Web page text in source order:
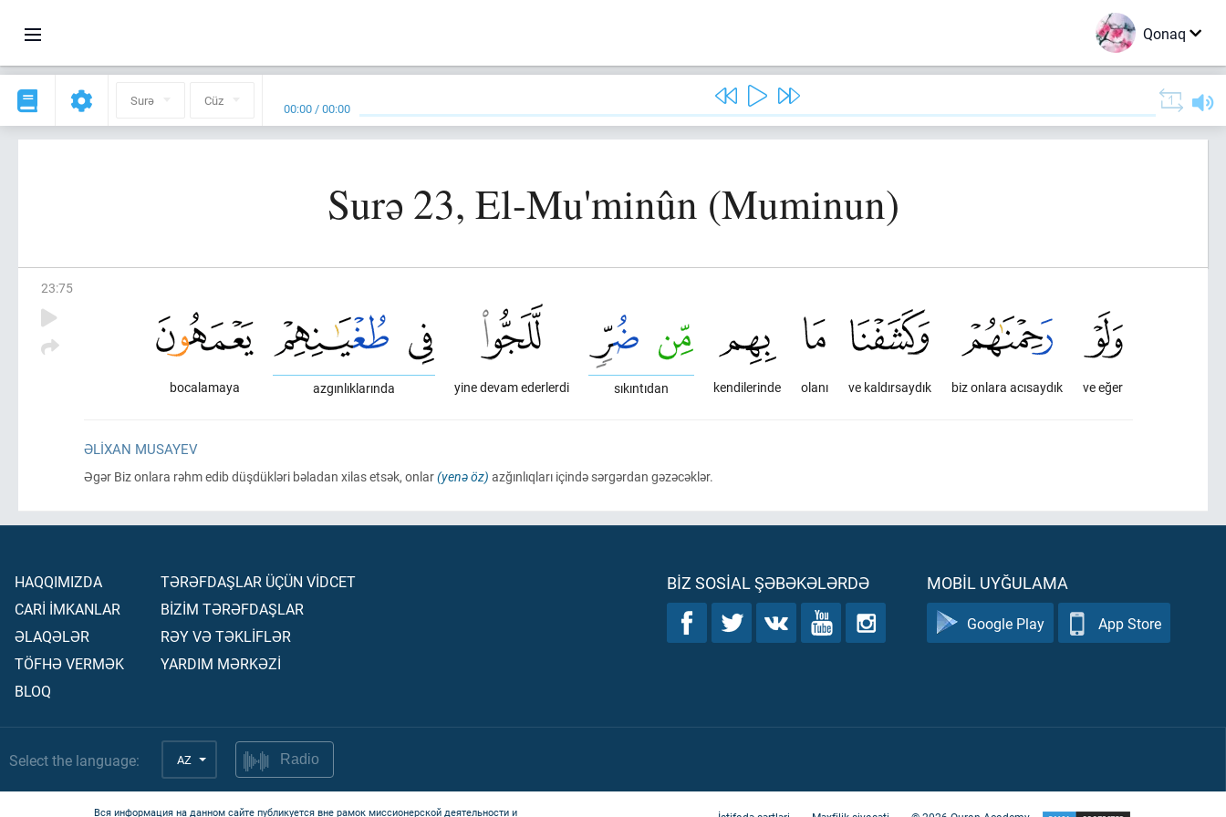
Qonaq
Surə Cüz 00:00 /00:00
Surə 23, El-Mu'minûn (Muminun)
23:75
ve eğer
biz onlara acısaydık
ve kaldırsaydık
olanı
kendilerinde
sıkıntıdan
yine devam ederlerdi
azgınlıklarında
bocalamaya
ƏLIXAN MUSAYEV
Əgər Biz onlara rəhm edib düşdükləri bəladan xilas etsək, onlar(yenə öz) azğınlıqları içində sərgərdan gəzəcəklər.
HAQQIMIZDA
CARİ İMKANLAR
ƏLAQƏLƏR
TÖFHƏ VERMƏK
BLOQ
TƏRƏFDAŞLAR ÜÇÜN VİDCET
BİZİM TƏRƏFDAŞLAR
RƏY VƏ TƏKLİFLƏR
YARDIM MƏRKƏZİ
BIZ SOSIAL ŞƏBƏKƏLƏRDƏ MOBIL UYĞULAMA
Google Play App Store
Select the language: AZ Radio
Вся информация на данном сайте публикуется вне рамок миссионерской деятельности и